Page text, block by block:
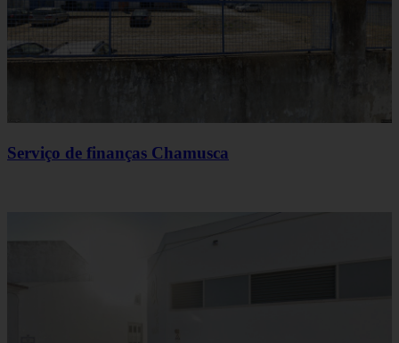
Serviço de finanças Chamusca